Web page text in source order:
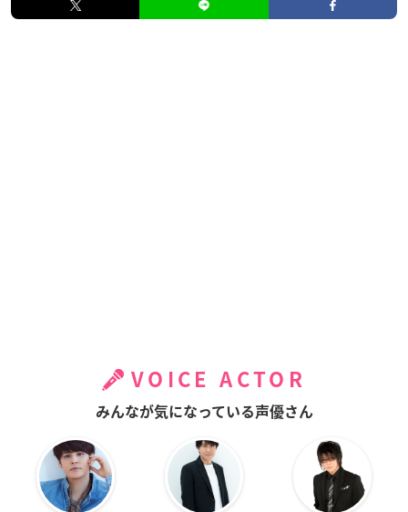
VOICE ACTOR
みんなが気になっている声優さん